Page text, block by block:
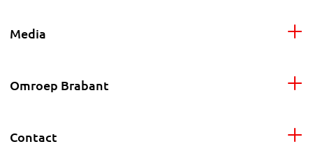
Media
Omroep Brabant
Contact